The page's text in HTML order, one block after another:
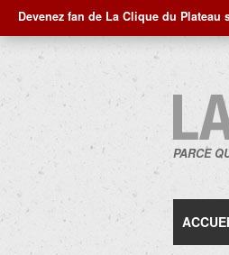
Devenez fan de La Clique du Plateau
PARCE